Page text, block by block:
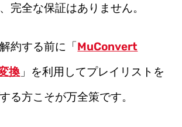
完全な保証はありません。
約する前に「MuConvert
換 」を利用してプレイリストを
る方こそが万全策です。